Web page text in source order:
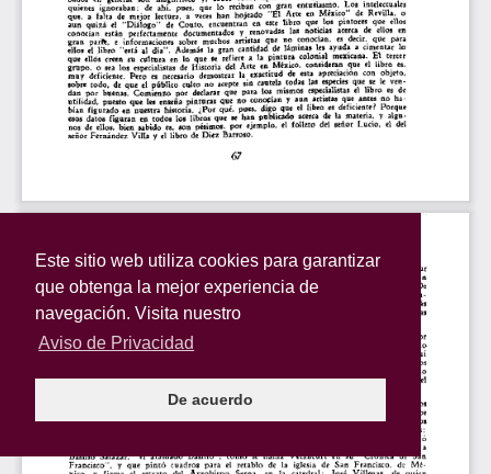
Este sitio web utiliza cookies para garantizar
que obtenga la mejor experiencia de
navegación. Visita nuestro
Aviso de Privacidad
De acuerdo